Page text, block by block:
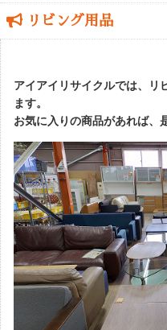
リビング用品
アイアイリサイクルでは、リ
ます。
お気に入りの商品があれば、